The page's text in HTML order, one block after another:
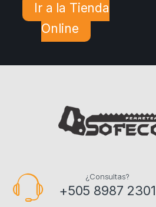
Ir a la Tienda
Online
¿Consultas?
+505 8987 2301